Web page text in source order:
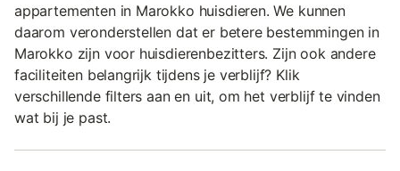
appartementen in Marokko huisdieren. We kunnen
daarom veronderstellen dat er betere bestemmingen in
Marokko zijn voor huisdierenbezitters. Zijn ook andere
faciliteiten belangrijk tijdens je verblijf? Klik
verschillende filters aan en uit, om het verblijf te vinden
wat bij je past.